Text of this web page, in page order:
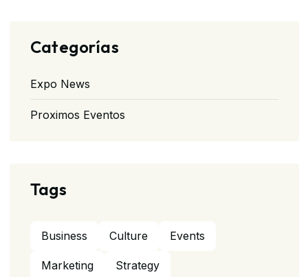
Categorías
Expo News
Proximos Eventos
Tags
Business Culture Events
Marketing Strategy